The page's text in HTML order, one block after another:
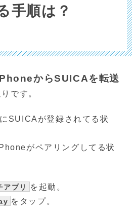
手順は？
からSUICAを転送
です。
SUICAが登録されてる状
がペアリングしてる状
アプリ
を起動。
をタップ。